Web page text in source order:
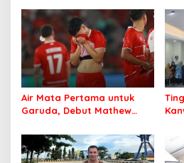
Air Mata Pertama untuk
Garuda, Debut Mathew
Indonesia